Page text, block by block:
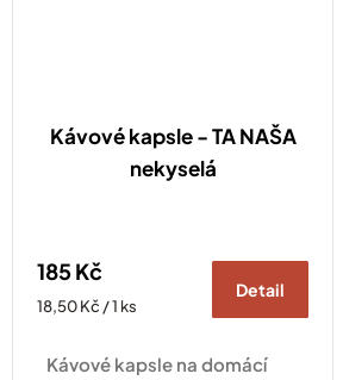
Kávové kapsle - TA NAŠA
nekyselá
185 Kč
Měrná
18,50 Kč / 1 ks
Detail
Kávové kapsle na domácí